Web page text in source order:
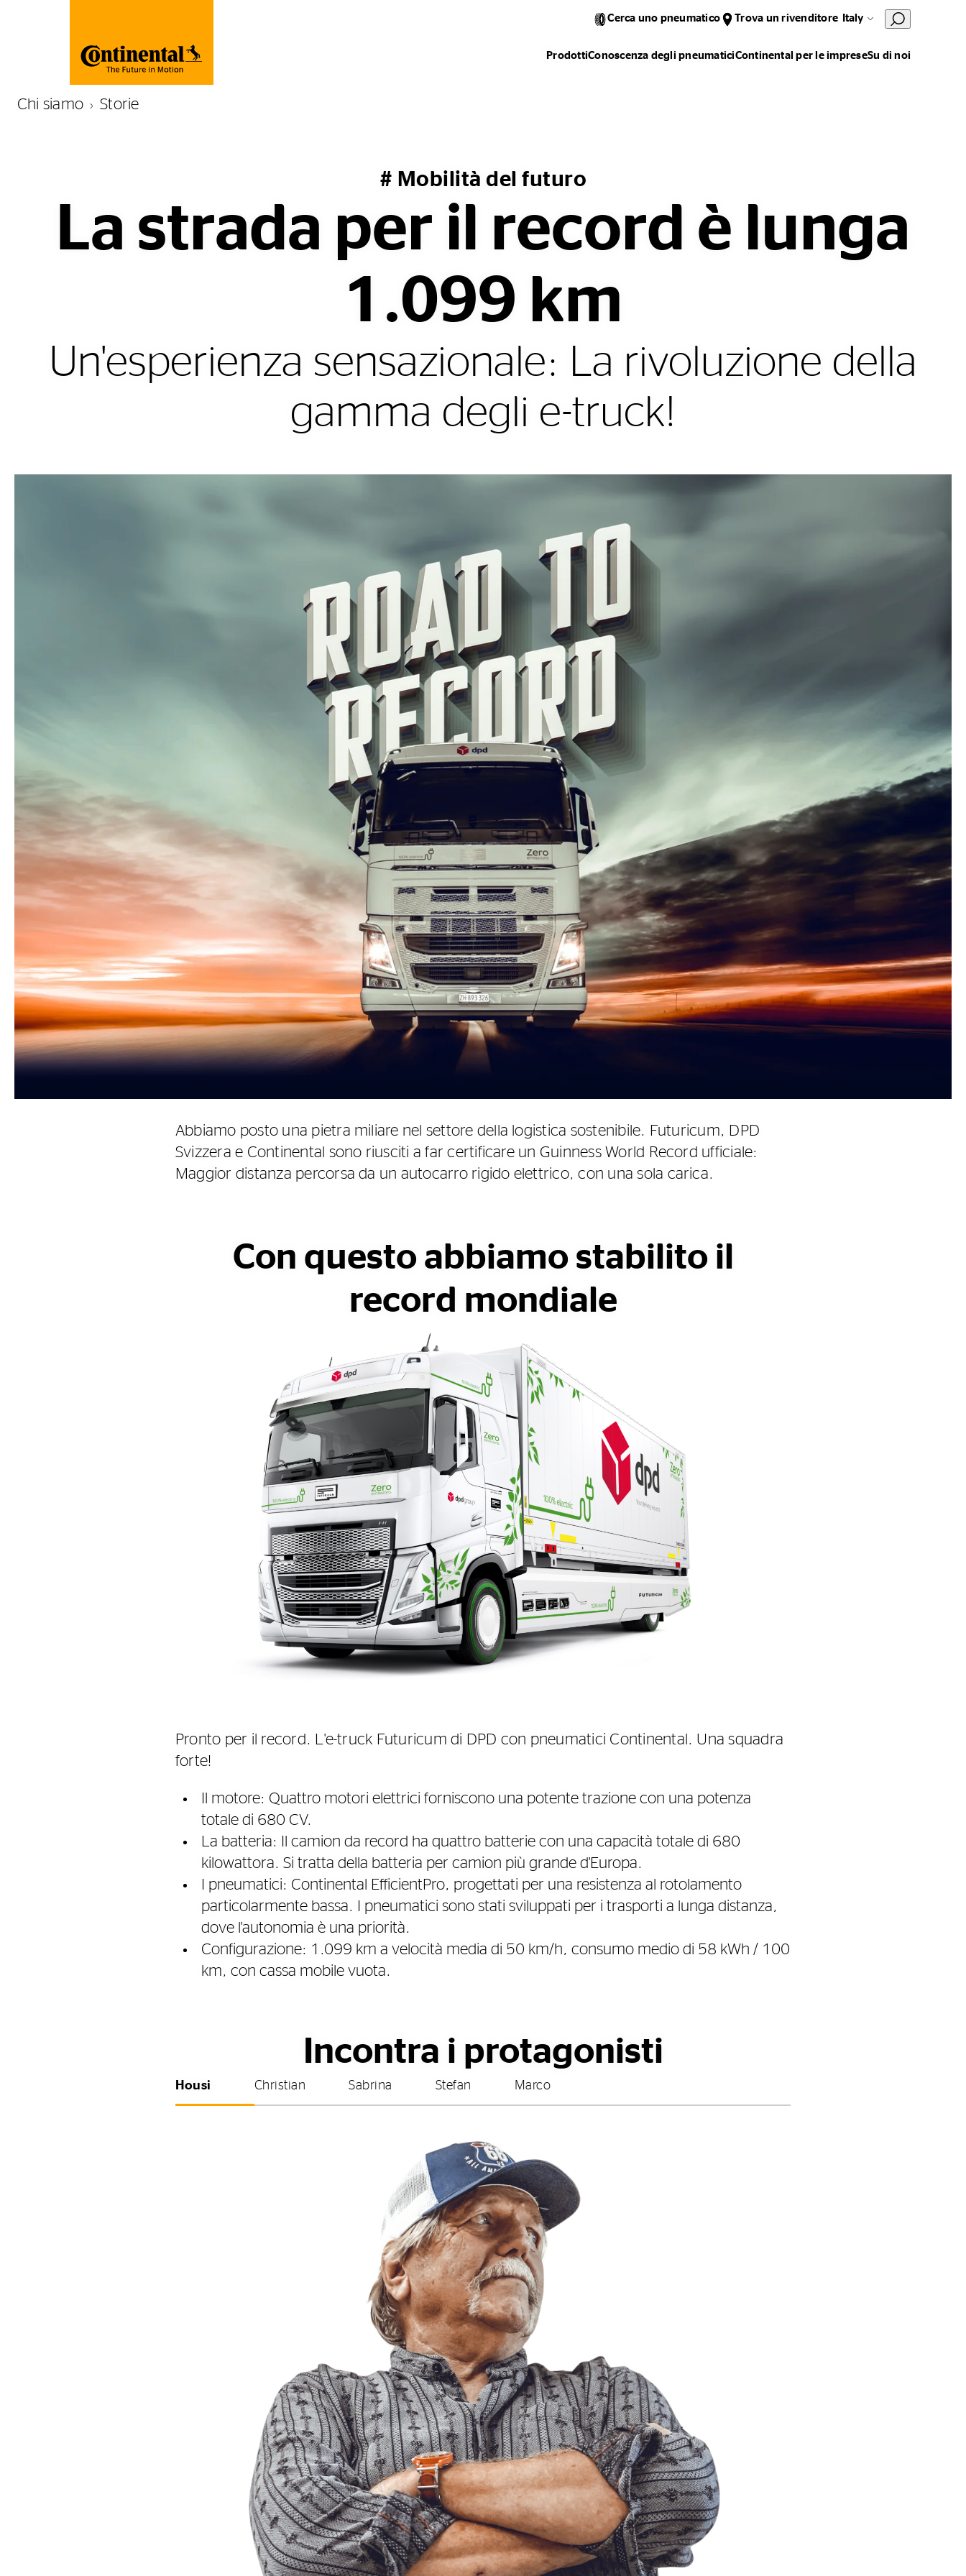
Cerca uno pneumatico Trova un rivenditore Italy
ProdottiConoscenza degli pneumaticiContinental per le impreseSu di noi
Chi siamo Storie
# Mobilità del futuro
La strada per il record è lunga
1.099 km
Un'esperienza sensazionale: La rivoluzione della
gamma degli e-truck!
Abbiamo posto una pietra miliare nel settore della logistica sostenibile. Futuricum, DPD
Svizzera e Continental sono riusciti a far certificare un Guinness World Record ufficiale:
Maggior distanza percorsa da un autocarro rigido elettrico, con una sola carica.
Con questo abbiamo stabilito il
record mondiale
Pronto per il record. L'e-truck Futuricum di DPD con pneumatici Continental. Una squadra
forte!
Il motore: Quattro motori elettrici forniscono una potente trazione con una potenza
totale di 680 CV.
La batteria: Il camion da record ha quattro batterie con una capacità totale di 680
kilowattora. Si tratta della batteria per camion più grande d'Europa.
I pneumatici: Continental EfficientPro, progettati per una resistenza al rotolamento
particolarmente bassa. I pneumatici sono stati sviluppati per i trasporti a lunga distanza,
dove l'autonomia è una priorità.
Configurazione: 1.099 km a velocità media di 50 km/h, consumo medio di 58 kWh / 100
km, con cassa mobile vuota.
Incontra i protagonisti
Housi Christian Sabrina Stefan Marco